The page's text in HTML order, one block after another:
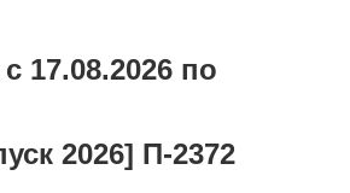
17.08.2026 по
2026] П-2372